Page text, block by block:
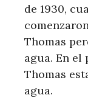
de 1930,
Thomas
agua. En el
Thomas
agua.